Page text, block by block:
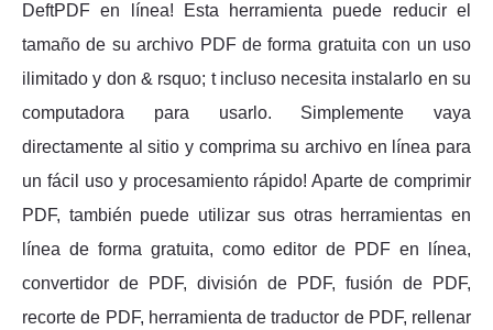
DeftPDF en línea! Esta herramienta puede reducir el
tamaño de su archivo PDF de forma gratuita con un uso
ilimitado y don & rsquo; t incluso necesita instalarlo en su
computadora para usarlo. Simplemente vaya
directamente al sitio y comprima su archivo en línea para
un fácil uso y procesamiento rápido! Aparte de comprimir
PDF, también puede utilizar sus otras herramientas en
línea de forma gratuita, como editor de PDF en línea,
convertidor de PDF, división de PDF, fusión de PDF,
recorte de PDF, herramienta de traductor de PDF, rellenar